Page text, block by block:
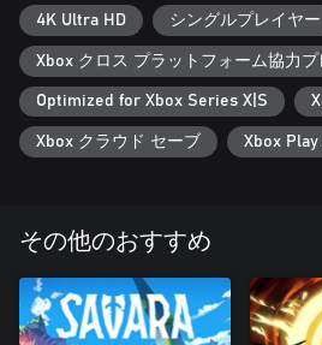
耐え抜き、勝利せよ
どの試練も危険で毎回変化し、こちら
不変のローグライク進行システムで、
う。挑戦するたびに新たな魔法オプシ
ひとつひとつが、君を伝説の魔術師へ
4K Ultra HD シングルプレイヤー
Xbox クロス プラットフォーム協力プ
Optimized for Xbox Series X|S
Xbox クラウド セーブ Xbox
その他のおすすめ